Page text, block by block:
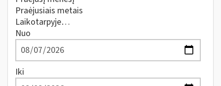
Praėjusiais metais
Laikotarpyje…
Nuo
Iki